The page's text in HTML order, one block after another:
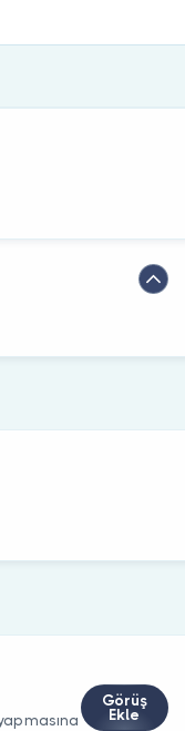
Görüş
Ekle